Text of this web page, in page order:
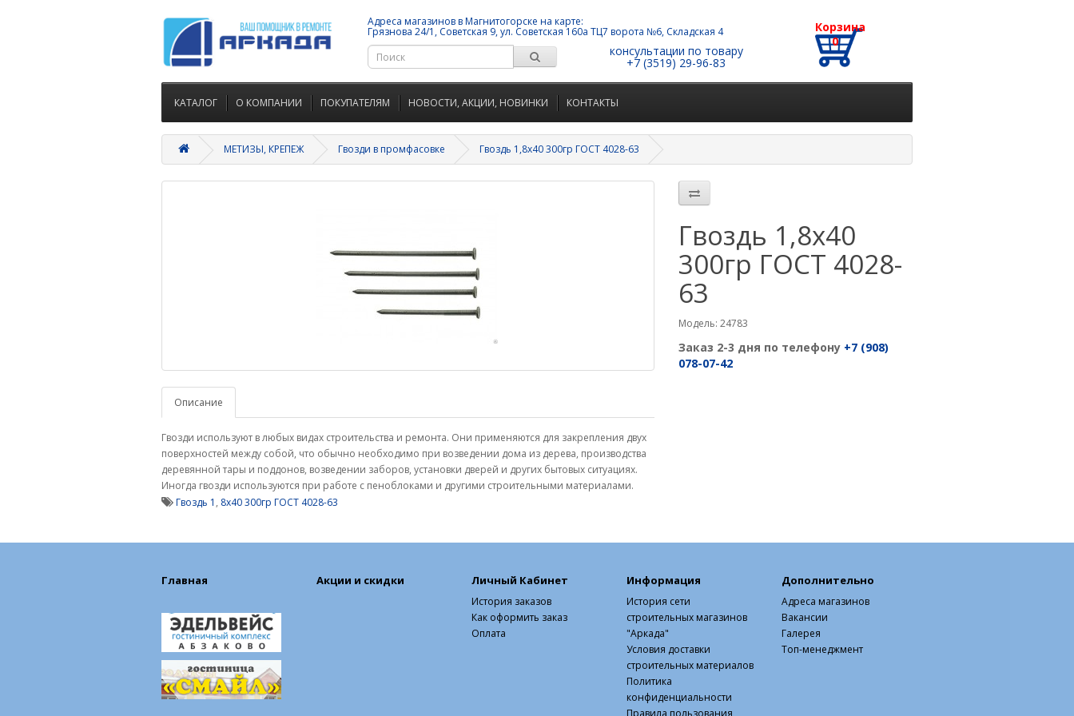
Адреса магазинов в Магнитогорске на карте:
Грязнова 24/1, Советская 9, ул. Советская 160а ТЦ7 ворота №6, Складская 4
консультации по товару
+7 (3519) 29-96-83
Корзина
0
КАТАЛОГ О КОМПАНИИ ПОКУПАТЕЛЯМ НОВОСТИ, АКЦИИ, НОВИНКИ КОНТАКТЫ
МЕТИЗЫ, КРЕПЕЖ Гвозди в промфасовке Гвоздь 1,8х40 300гр ГОСТ 4028-63
Описание
Гвозди используют в любых видах строительства и ремонта. Они применяются для закрепления двух
поверхностей между собой, что обычно необходимо при возведении дома из дерева, производства
деревянной тары и поддонов, возведении заборов, установки дверей и других бытовых ситуациях.
Иногда гвозди используются при работе с пеноблоками и другими строительными материалами.
Гвоздь 1,8х40
300гр ГОСТ 4028-
63
Модель: 24783
Заказ 2-3 дня по телефону +7 (908)
078-07-42
Гвоздь 1 , 8х40 300гр ГОСТ 4028-63
Главная Акции и скидки Личный Кабинет
История заказов
Как оформить заказ
Оплата
Информация
История сети
строительных магазинов
"Аркада"
Условия доставки
строительных материалов
Политика
конфиденциальности
Правила пользования
Дополнительно
Адреса магазинов
Вакансии
Галерея
Топ-менеджмент